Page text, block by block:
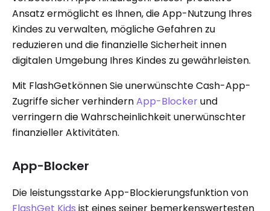
Ansatz ermöglicht es Ihnen, die App-Nutzung Ihres
Kindes zu verwalten, mögliche Gefahren zu
reduzieren und die finanzielle Sicherheit innen
digitalen Umgebung Ihres Kindes zu gewährleisten.
Mit FlashGetkönnen Sie unerwünschte Cash-App-
Zugriffe sicher verhindernApp-Blockerund
verringern die Wahrscheinlichkeit unerwünschter
finanzieller Aktivitäten.
App-Blocker
Die leistungsstarke App-Blockierungsfunktion von
FlashGet Kids ist eines seiner bemerkenswertesten